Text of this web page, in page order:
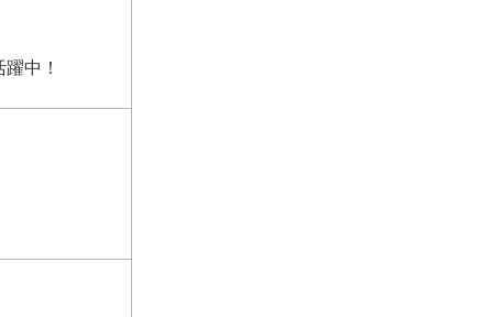
中！